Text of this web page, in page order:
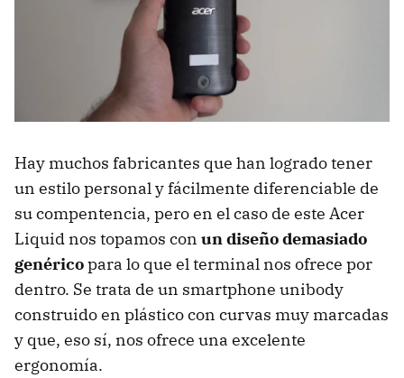
Hay muchos fabricantes que han logrado tener
un estilo personal y fácilmente diferenciable de
su compentencia, pero en el caso de este Acer
Liquid nos topamos con un diseño demasiado
genéricopara lo que el terminal nos ofrece por
dentro. Se trata de un smartphone unibody
construido en plástico con curvas muy marcadas
y que, eso sí, nos ofrece una excelente
ergonomía.